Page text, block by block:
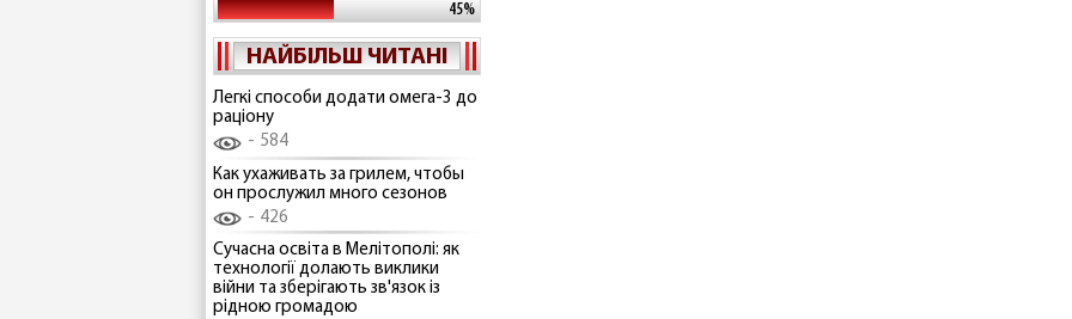
45%
НАЙБІЛЬШ ЧИТАНІ
Легкі способи додати омега-3 до
раціону
584
Как ухаживать за грилем, чтобы
он прослужил много сезонов
426
Сучасна освіта в Мелітополі: як
технології долають виклики
війни та зберігають зв'язок із
рідною громадою